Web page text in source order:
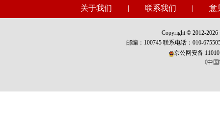
关于我们 | 联系我们 | 意
Copyright © 2012-2026
邮编：100745 联系电话：010-
京公网安备
《中